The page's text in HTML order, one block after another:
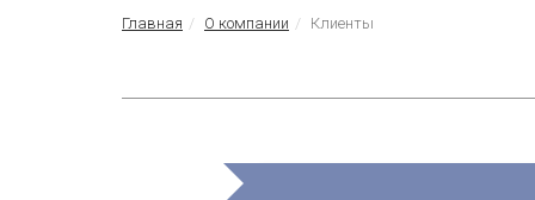
Главная О компании Клиенты